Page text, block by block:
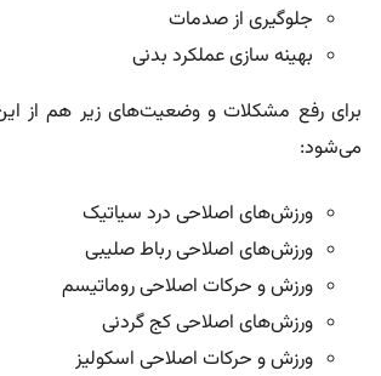
جلوگیری از صدمات
بهینه سازی عملکرد بدنی
برای رفع مشکلات و وضعیت‌های زیر هم از
می‌شود:
ورزش‌های اصلاحی درد سیاتیک
ورزش‌های اصلاحی رباط صلیبی
ورزش‌ و حرکات اصلاحی روماتیسم
ورزش‌های اصلاحی کج گردنی
ورزش‌ و حرکات اصلاحی اسکولیز